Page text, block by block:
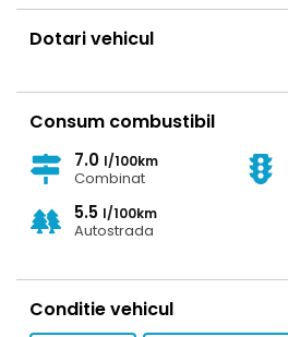
Dotari vehicul
Consum combustibil
7.0 l/100km
Combinat
5.5 l/100km
Autostrada
Conditie vehicul